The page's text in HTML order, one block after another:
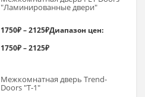
"Ламинированные двери"
1750₽–2125₽Диапазон цен:
1750₽ – 2125₽
Межкомнатная дверь Trend-
Doоrs "Т-1"